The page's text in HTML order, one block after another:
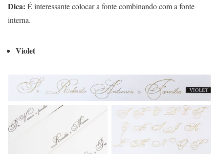
Dica: É interessante colocar a fonte combinando com a fonte
interna.
Violet